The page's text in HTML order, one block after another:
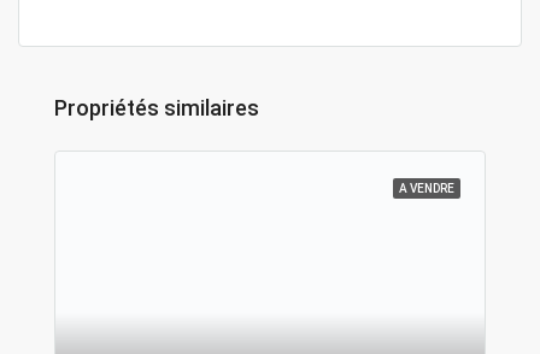
Propriétés similaires
A VENDRE